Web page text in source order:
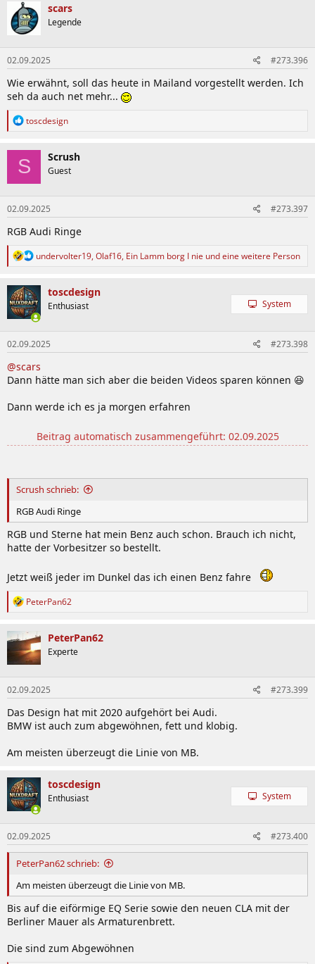
scars
Legende
02.09.2025 #273.396
Wie erwähnt, soll das heute in Mailand vorgestellt werden. Ich
seh da auch net mehr...
R
k
t
i
o
n
e
n
:
toscdesign
S Scrush
Guest
02.09.2025 #273.397
RGB Audi Ringe
R
k
t
i
o
n
e
n
:
undervolter19, Olaf16, Ein Lamm borg I nie und eine weitere Person
toscdesign
Enthusiast System
02.09.2025 #273.398
@scars
Dann hätte man sich aber die beiden Videos sparen können 😆
Dann werde ich es ja morgen erfahren
Beitrag automatisch zusammengeführt: 02.09.2025
Scrush schrieb:
RGB Audi Ringe
RGB und Sterne hat mein Benz auch schon. Brauch ich nicht,
hatte der Vorbesitzer so bestellt.
Jetzt weiß jeder im Dunkel das ich einen Benz fahre
R
k
t
i
o
n
e
n
PeterPan62
PeterPan62
Experte
02.09.2025 #273.399
Das Design hat mit 2020 aufgehört bei Audi.
BMW ist auch zum abgewöhnen, fett und klobig.
Am meisten überzeugt die Linie von MB.
toscdesign
Enthusiast System
02.09.2025 #273.400
PeterPan62 schrieb:
Am meisten überzeugt die Linie von MB.
Bis auf die eiförmige EQ Serie sowie den neuen CLA mit der
Berliner Mauer als Armaturenbrett.
Die sind zum Abgewöhnen